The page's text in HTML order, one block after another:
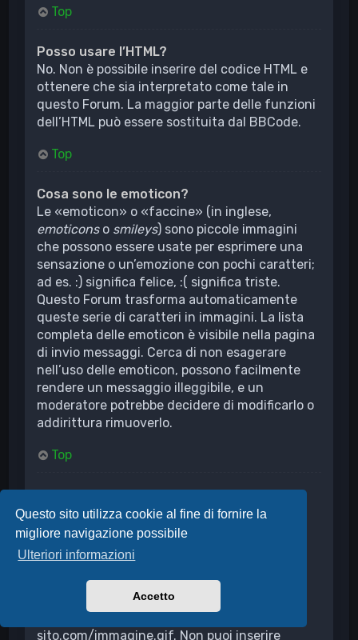
Questo sito utilizza cookie al fine di fornire la
migliore navigazione possibile
Ulteriori informazioni
Accetto
Top
Posso usare l’HTML?
No. Non è possibile inserire del codice HTML e
ottenere che sia interpretato come tale in
questo Forum. La maggior parte delle funzioni
dell’HTML può essere sostituita dal BBCode.
Top
Cosa sono le emoticon?
Le «emoticon» o «faccine» (in inglese,
emoticonso smileys) sono piccole immagini
che possono essere usate per esprimere una
sensazione o un’emozione con pochi caratteri;
ad es. :) significa felice, :( significa triste.
Questo Forum trasforma automaticamente
queste serie di caratteri in immagini. La lista
completa delle emoticon è visibile nella pagina
di invio messaggi. Cerca di non esagerare
nell’uso delle emoticon, possono facilmente
rendere un messaggio illeggibile, e un
moderatore potrebbe decidere di modificarlo o
addirittura rimuoverlo.
Top
Posso inserire delle immagini?
Sì, puoi inserire delle immagini nei tuoi
messaggi. Se l’amministratore permette gli
allegati è possibile caricare delle immagini
direttamente sulla Board; in alternativa devi
creare un collegamento a un’immagine
ospitata su un server di pubblico accesso, ad
sito.com/immagine.gif. Non puoi inserire